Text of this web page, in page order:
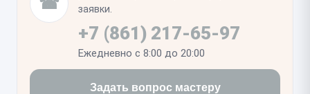
все физические кнопки нажимаются с характерным
откликом без заеданий.
заявки.
+7 (861) 217-65-97
Ежедневно с 8:00 до 20:00
Задать вопрос мастеру